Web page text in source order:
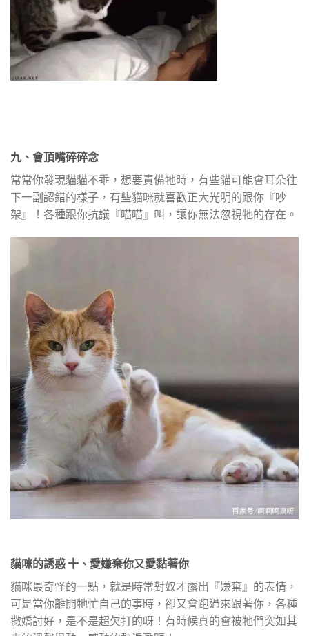
九、會頂嘴碎碎念
常常你發現貓貓不乖，想要責備牠時，有些貓可能會耳朵往
下一副認錯的樣子，有些貓咪就喜歡正大光明的跟你『吵
架』！各種跟你抗議『喵喵』叫，讓你無法忽視牠的存在。
貓咪的誘惑 十、愛嫌棄你又愛黏著你
貓咪最奇怪的一點，就是時常對奴才露出『嫌棄』的表情，
可是當你離開牠忙自己的事時，卻又會跑過來跟著你，各種
撒嬌討好，是不是超欠打的呀！有時候真的會被牠們突如其